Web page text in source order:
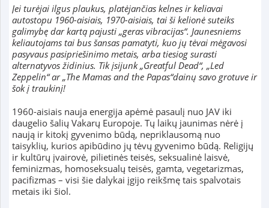
Jei turėjai ilgus plaukus, platėjančias kelnes ir keliavai
autostopu 1960-aisiais, 1970-aisiais, tai ši kelionė suteiks
galimybę dar kartą pajusti „geras vibracijas“. Jaunesniems
keliautojams tai bus šansas pamatyti, kuo jų tėvai mėgavosi
pasyvaus pasipriešinimo metais, arba tiesiog surasti
alternatyvos židinius. Tik įsijunk „Greatful Dead“, „Led
Zeppelin“ ar „The Mamas and the Papas“dainų savo grotuve ir
šok į traukinį!
1960-aisiais nauja energija apėmė pasaulį nuo JAV iki
daugelio šalių Vakarų Europoje. Tų laikų jaunimas nėrė į
naują ir kitokį gyvenimo būdą, nepriklausomą nuo
taisyklių, kurios apibūdino jų tėvų gyvenimo būdą. Religijų
ir kultūrų įvairovė, pilietinės teisės, seksualinė laisvė,
feminizmas, homoseksualų teisės, gamta, vegetarizmas,
pacifizmas – visi šie dalykai įgijo reikšmę tais spalvotais
metais iki šiol.